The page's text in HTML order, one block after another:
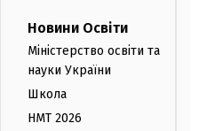
Новини Освіти
Міністерство освіти та
науки України
Школа
НМТ 2026